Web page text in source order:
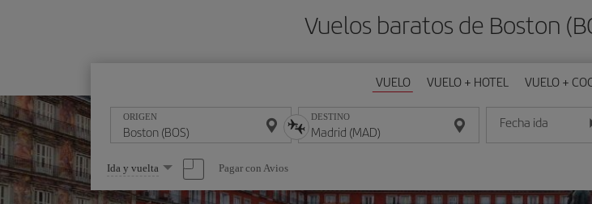
Vuelos baratos de Boston
VUELO VUELO + HOTEL VUELO +
ORIGEN DESTINO Fecha ida
Introduce la fecha en
Seleccione
una
opción
Ida y vuelta Pagar con Avios